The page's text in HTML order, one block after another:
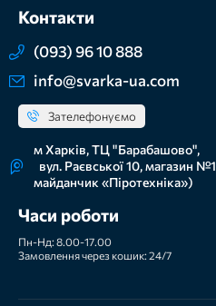
Контакти
(093) 96 10 888
info@svarka-ua.com
Зателефонуємо
м Харків, ТЦ "Барабашово",
вул. Раєвської 10, магазин №1
майданчик «Піротехніка»)
Часи роботи
Пн-Нд: 8.00-17.00
Замовлення через кошик: 24/7